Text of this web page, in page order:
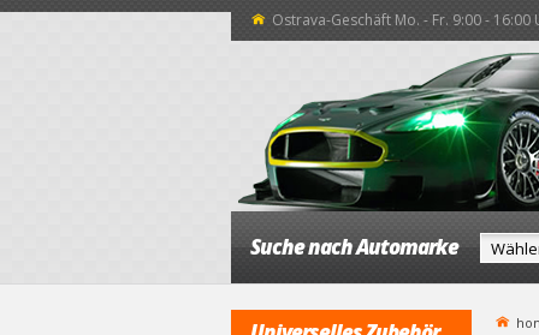
Ostrava-Geschäft Mo. - Fr. 9:00 - 16:00
Suche nach Automarke